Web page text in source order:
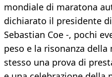
mondiale di maratona
dichiarato il presidente
Sebastian Coe -, pochi
peso e la risonanza
stesso una prova di